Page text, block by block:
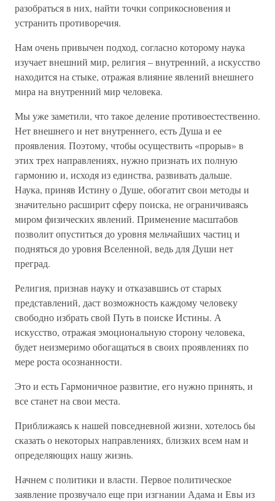
разобраться в них, найти точки соприкосновения и
устранить противоречия.
Нам очень привычен подход, согласно которому наука
изучает внешний мир, религия – внутренний, а искусство
находится на стыке, отражая влияние явлений внешнего
мира на внутренний мир человека.
Мы уже заметили, что такое деление противоестественно.
Нет внешнего и нет внутреннего, есть Душа и ее
проявления. Поэтому, чтобы осуществить «прорыв» в
этих трех направлениях, нужно признать их полную
гармонию и, исходя из единства, развивать дальше.
Наука, приняв Истину о Душе, обогатит свои методы и
значительно расширит сферу поиска, не ограничиваясь
миром физических явлений. Применение масштабов
позволит опуститься до уровня мельчайших частиц и
подняться до уровня Вселенной, ведь для Души нет
преград.
Религия, признав науку и отказавшись от старых
представлений, даст возможность каждому человеку
свободно избрать свой Путь в поиске Истины. А
искусство, отражая эмоциональную сторону человека,
будет неизмеримо обогащаться в своих проявлениях по
мере роста осознанности.
Это и есть Гармоничное развитие, его нужно принять, и
все станет на свои места.
Приближаясь к нашей повседневной жизни, хотелось бы
сказать о некоторых направлениях, близких всем нам и
определяющих нашу жизнь.
Начнем с политики и власти. Первое политическое
заявление прозвучало еще при изгнании Адама и Евы из